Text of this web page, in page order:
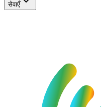
सेवाएँ